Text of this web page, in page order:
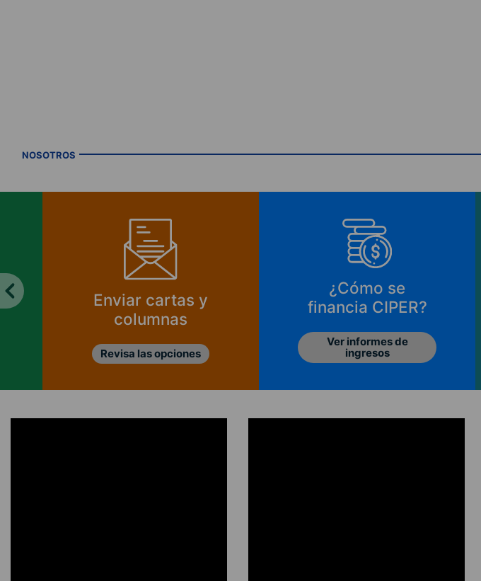
NOSOTROS
Enviar cartas y
columnas
Revisa las opciones
¿Cómo se
financia CIPER?
Ver informes de
ingresos